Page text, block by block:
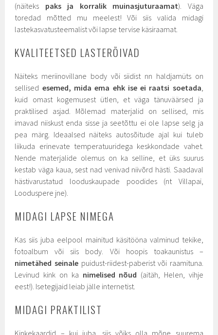
(näiteks paks ja korralik muinasjuturaamat). Väga
toredad mõtted mu meelest! Või siis valida midagi
lastekasvatusteemalist või lapse tervise käsiraamat.
KVALITEETSED LASTERÕIVAD
Näiteks meriinovillane body või siidist nn haldjamüts on
sellised esemed, mida ema ehk ise ei raatsi soetada,
kuid omast kogemusest ütlen, et väga tänuväärsed ja
praktilised asjad. Mõlemad materjalid on sellised, mis
imavad niiskust enda sisse ja seetõttu ei ole lapse selg ja
pea märg. Ideaalsed näiteks autosõitude ajal kui tuleb
liikuda erinevate temperatuuridega keskkondade vahet.
Nende materjalide olemus on ka selline, et üks suurus
kestab väga kaua, sest nad venivad niivõrd hästi. Saadaval
hästivarustatud looduskaupade poodides (nt Villapai,
Looduspere jne).
MIDAGI LAPSE NIMEGA
Kas siis juba eelpool mainitud käsitööna valminud tekike,
fotoalbum või siis body. Või hoopis toakaunistus –
nimetähed seinalepuidust-riidest-paberist või raamituna.
Levinud kink on ka nimelised nõud (aitäh, Helen, vihje
eest!). Isetegijaid leiab jälle internetist.
MIDAGI PRAKTILIST